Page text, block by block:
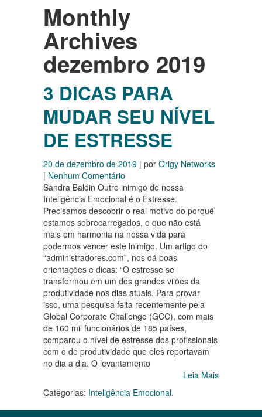
Monthly
Archives
dezembro 2019
3 DICAS PARA
MUDAR SEU NÍVEL
DE ESTRESSE
20 de dezembro de 2019 | por Origy Networks
| Nenhum Comentário
Sandra Baldin Outro inimigo de nossa
Inteligência Emocional é o Estresse.
Precisamos descobrir o real motivo do porquê
estamos sobrecarregados, o que não está
mais em harmonia na nossa vida para
podermos vencer este inimigo. Um artigo do
“administradores.com”, nos dá boas
orientações e dicas: “O estresse se
transformou em um dos grandes vilões da
produtividade nos dias atuais. Para provar
isso, uma pesquisa feita recentemente pela
Global Corporate Challenge (GCC), com mais
de 160 mil funcionários de 185 países,
comparou o nível de estresse dos profissionais
com o de produtividade que eles reportavam
no dia a dia. O levantamento
Leia Mais
Categorias: Inteligência Emocional.